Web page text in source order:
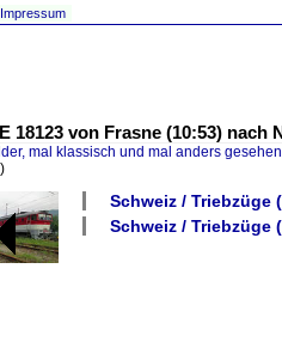
Impressum
18123 von Frasne (10:53)
mal klassisch und mal anders
Schweiz / Triebzüge
Schweiz / Triebzüge